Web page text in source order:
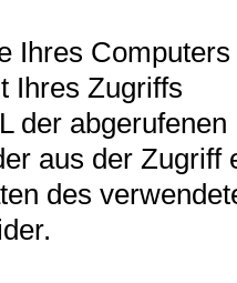
Ihres Computers
Ihres Zugriffs
der abgerufenen
aus der Zugriff
des